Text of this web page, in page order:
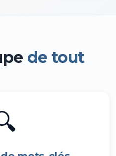
de tout